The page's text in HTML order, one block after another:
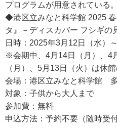
プログラムが用意されている。
◆港区立みなと科学館 2025
タ』－ディスカバー フシギの
日時：2025年3月12日（水）
※会期中、4月14日（月）、4
（月）、5月13日（火）は休
会場：港区立みなと科学館
対象：子供から大人まで
参加費：無料
申込方法：予約不要（随時受付